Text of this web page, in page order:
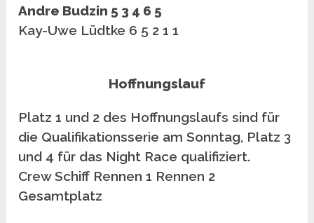
Andre Budzin 5 3 4 6 5
Kay-Uwe Lüdtke 6 5 2 1 1
Hoffnungslauf
Platz 1 und 2 des Hoffnungslaufs sind für
die Qualifikationsserie am Sonntag, Platz 3
und 4 für das Night Race qualifiziert.
Crew Schiff Rennen 1 Rennen 2
Gesamtplatz